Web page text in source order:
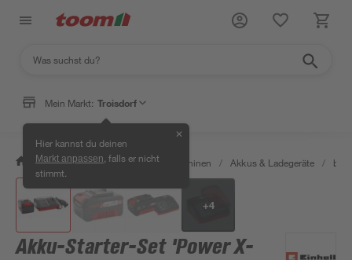
Mein Markt: Troisdorf
Hier kannst du deinen
Markt anpassen , falls er nicht
stimmt.
✕
/ Garten & Freizeit / Gartenmaschinen / Akkus & Ladegeräte / bis
+4
Akku-Starter-Set 'Power X-